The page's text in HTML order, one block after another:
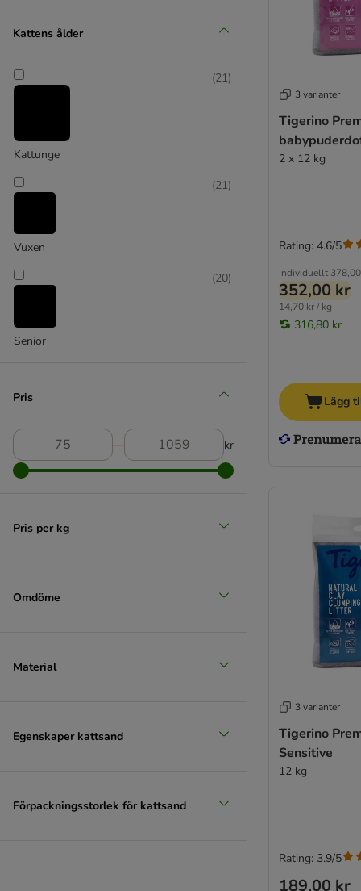
Biokat's
CANCAT excellent
(2 )
Kattens ålder
Kattunge
(21)
Vuxen
(21)
Senior
(20)
Pris
― kr
Pris per kg
Omdöme
Material
Egenskaper kattsand
Förpackningsstorlek för kattsand
3 varianter
Tigerino
2 x 12 kg
Individuellt
352,00 kr
14,70 kr / kg
316,80 kr
Rating: 4.6/5
Lägg
3 varianter
Tigerino
Sensitive
12 kg
189,00 kr
Rating: 3.9/5